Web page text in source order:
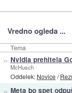
Vredno ogleda ...
Tema
» Nvidia prehitela
McHusch
Oddelek: Novice/
Meta bo spet